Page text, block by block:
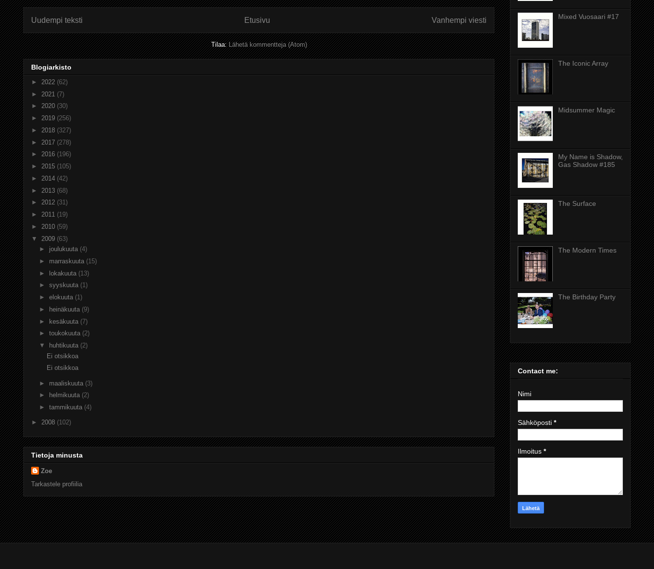
Uudempi teksti Vanhempi viesti
Etusivu
Tilaa:Lähetä kommentteja (Atom)
Blogiarkisto
► 2022 (62)
► 2021 (7)
► 2020 (30)
► 2019 (256)
► 2018 (327)
► 2017 (278)
► 2016 (196)
► 2015 (105)
► 2014 (42)
► 2013 (68)
► 2012 (31)
► 2011 (19)
► 2010 (59)
▼ 2009 (63)
► joulukuuta (4)
► marraskuuta (15)
► lokakuuta (13)
► syyskuuta (1)
► elokuuta (1)
►
heinäkuuta (9)
► kesäkuuta (7)
► toukokuuta (2)
▼
huhtikuuta (2)
Ei otsikkoa
Ei otsikkoa
► maaliskuuta (3)
►
helmikuuta (2)
► tammikuuta (4)
► 2008 (102)
Tietoja minusta
Zoe
Tarkastele profiilia
Mixed Vuosaari #17
The Iconic Array
Midsummer Magic
My Name is Shadow,
Gas Shadow #185
The Surface
The Modern Times
The Birthday Party
Contact me:
Nimi
Sähköposti *
Ilmoitus *